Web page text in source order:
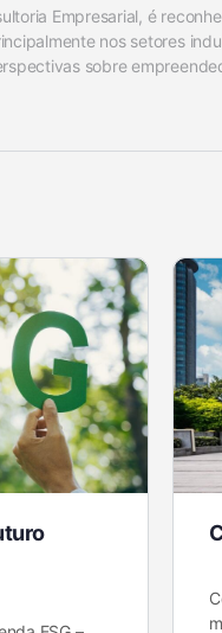
Empresarial, é
nos setores
sobre